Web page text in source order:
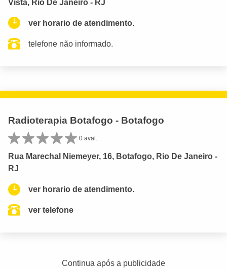
Vista, Rio De Janeiro - RJ
ver horario de atendimento.
telefone não informado.
Radioterapia Botafogo - Botafogo
0 aval.
Rua Marechal Niemeyer, 16, Botafogo, Rio De Janeiro -
RJ
ver horario de atendimento.
ver telefone
Continua após a publicidade